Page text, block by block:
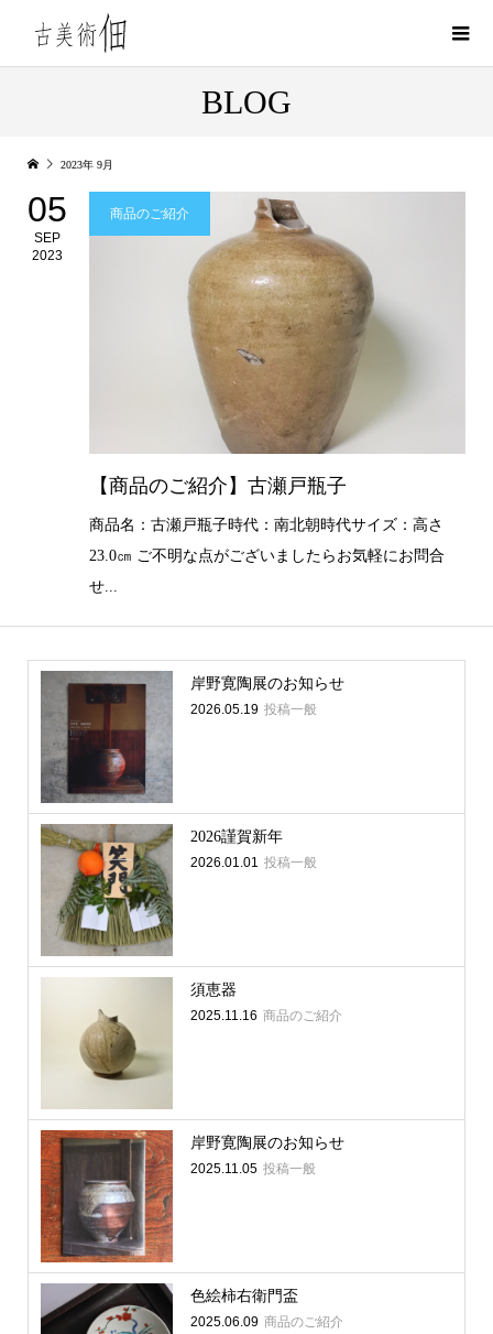
BLOG
2023年 9月
05
SEP
2023
商品のご紹介
【商品のご紹介】古瀬戸瓶子
商品名：古瀬戸瓶子時代：南北朝時代サイズ：高さ
23.0㎝ ご不明な点がございましたらお気軽にお問合
せ...
岸野寛陶展のお知らせ
2026.05.19 投稿一般
2026謹賀新年
2026.01.01 投稿一般
須恵器
2025.11.16 商品のご紹介
岸野寛陶展のお知らせ
2025.11.05 投稿一般
色絵柿右衛門盃
2025.06.09 商品のご紹介